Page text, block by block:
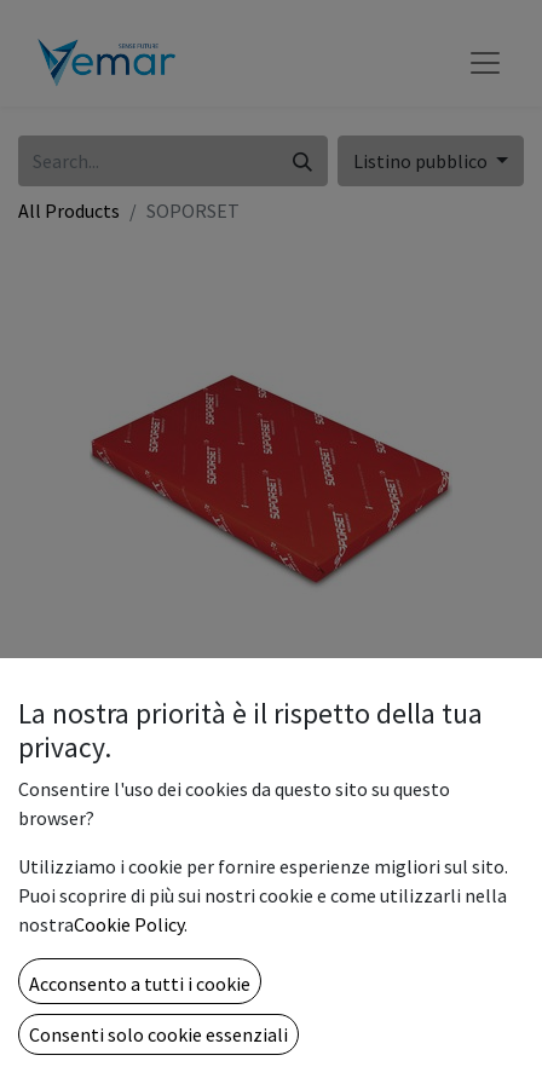
Listino pubblico
All Products SOPORSET
SOPORSET
Soporset Premium Offset Bianca The Navigator Company
47.24€
250 gr. 300 gr. 80 gr.
La nostra priorità è il rispetto della tua
privacy.
Consentire l'uso dei cookies da questo sito su questo
browser?
Utilizziamo i cookie per fornire esperienze migliori sul sito.
Puoi scoprire di più sui nostri cookie e come utilizzarli nella
nostraCookie Policy.
Acconsento a tutti i cookie
Consenti solo cookie essenziali